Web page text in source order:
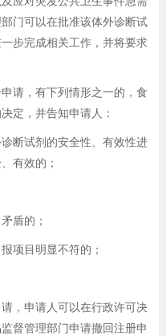
门可以在批准该体外诊断试
步完成相关工作，并将要求
请，有下列情形之一的，食
定，并告知申请人：
断试剂的安全性、有效性进
有效的；
盾的；
项目明显不符的；
，申请人可以在行政许可决
督管理部门申请撤回注册申